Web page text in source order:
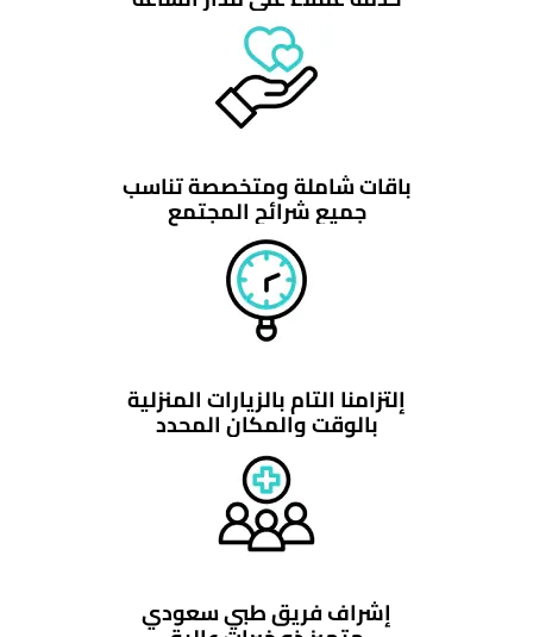
باقات شاملة ومتخصصة تناسب
جميع شرائح المجتمع
إلتزامنا التام بالزيارات المنزلية
بالوقت والمكان المحدد
إشراف فريق طبي سعودي